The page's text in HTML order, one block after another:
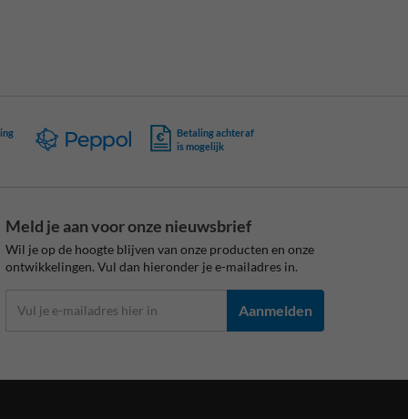
Betaling achteraf
is mogelijk
Meld je aan voor onze nieuwsbrief
Wil je op de hoogte blijven van onze producten en onze
ontwikkelingen. Vul dan hieronder je e-mailadres in.
Aanmelden